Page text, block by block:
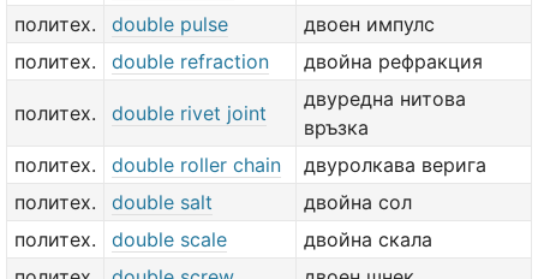
политех.
double pulse
двоен импулс
политех.
double refraction двойна рефракция
политех. double rivet joint
двуредна нитова
връзка
политех.
double roller chain
двуролкава верига
политех.
double salt
двойна сол
политех.
double scale
двойна скала